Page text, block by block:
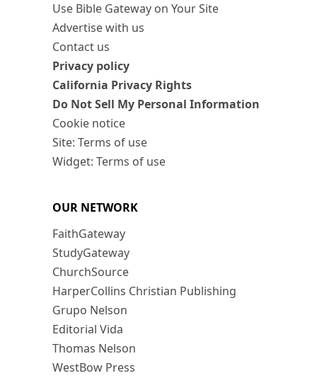
Use Bible Gateway on Your Site
Advertise with us
Contact us
Privacy policy
California Privacy Rights
Do Not Sell My Personal Information
Cookie notice
Site: Terms of use
Widget: Terms of use
OUR NETWORK
FaithGateway
StudyGateway
ChurchSource
HarperCollins Christian Publishing
Grupo Nelson
Editorial Vida
Thomas Nelson
WestBow Press